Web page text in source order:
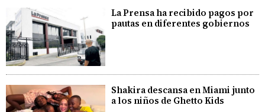
La Prensa ha recibido pagos por
pautas en diferentes gobiernos
Shakira descansa en Miami junto
a los niños de Ghetto Kids